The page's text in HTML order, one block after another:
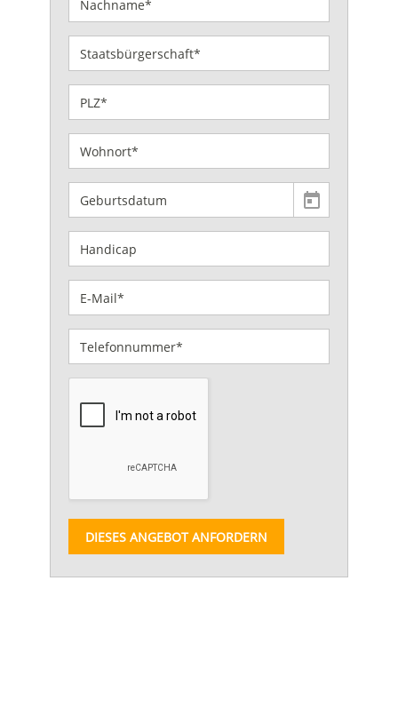
DIESES ANGEBOT ANFORDERN